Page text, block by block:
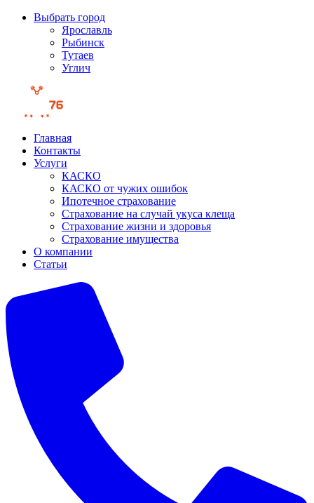
Выбрать город
Ярославль
Рыбинск
Тутаев
Углич
Главная
Контакты
Услуги
КАСКО
КАСКО от чужих ошибок
Ипотечное страхование
Страхование на случай укуса клеща
Страхование жизни и здоровья
Страхование имущества
О компании
Статьи